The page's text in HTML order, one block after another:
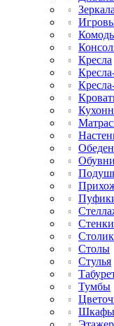
Зеркала
Кресла
Столы
Стулья
Тумбы
Шкафы